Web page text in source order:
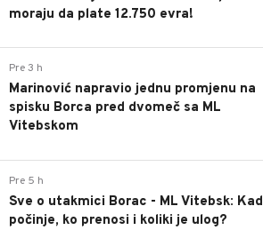
moraju da plate 12.750 evra!
Pre 3 h
Marinović napravio jednu promjenu na
spisku Borca pred dvomeč sa ML
Vitebskom
Pre 5 h
Sve o utakmici Borac - ML Vitebsk: Kad
počinje, ko prenosi i koliki je ulog?